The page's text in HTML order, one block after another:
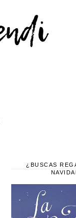
¿BUSCAS